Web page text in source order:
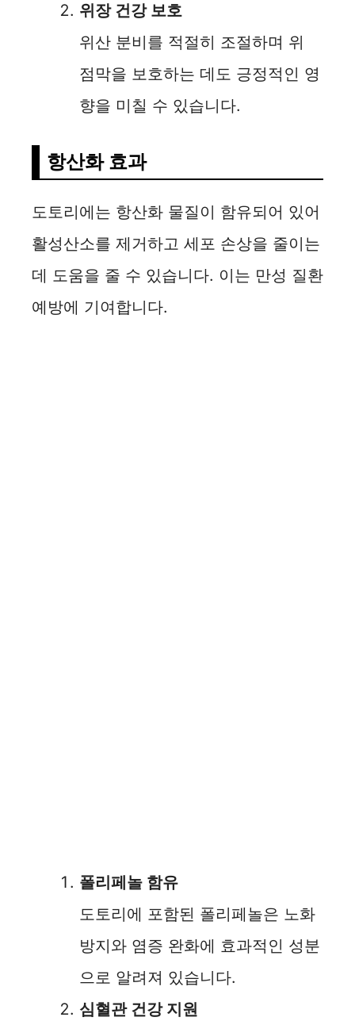
위장 건강 보호
위산 분비를 적절히 조절하며 위
점막을 보호하는 데도 긍정적인 영
향을 미칠 수 있습니다.
항산화 효과
도토리에는 항산화 물질이 함유되어 있어
활성산소를 제거하고 세포 손상을 줄이는
데 도움을 줄 수 있습니다. 이는 만성 질환
예방에 기여합니다.
폴리페놀 함유
도토리에 포함된 폴리페놀은 노화
방지와 염증 완화에 효과적인 성분
으로 알려져 있습니다.
심혈관 건강 지원